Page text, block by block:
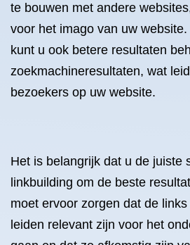
te bouwen met andere
voor het imago van uw
kunt u ook betere resultaten
zoekmachineresultaten, wat
bezoekers op uw website.
Het is belangrijk dat u de juiste
linkbuilding om de beste
moet ervoor zorgen dat de
leiden relevant zijn voor het